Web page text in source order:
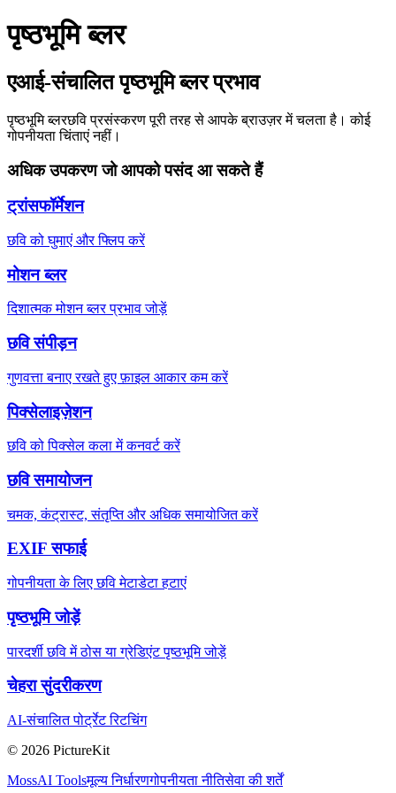
पृष्ठभूमि ब्लर
एआई-संचालित पृष्ठभूमि ब्लर प्रभाव
पृष्ठभूमि ब्लरछवि प्रसंस्करण पूरी तरह से आपके ब्राउज़र में चलता है। कोई
गोपनीयता चिंताएं नहीं।
अधिक उपकरण जो आपको पसंद आ सकते हैं
ट्रांसफॉर्मेशन
छवि को घुमाएं और फ्लिप करें
मोशन ब्लर
दिशात्मक मोशन ब्लर प्रभाव जोड़ें
छवि संपीड़न
गुणवत्ता बनाए रखते हुए फ़ाइल आकार कम करें
पिक्सेलाइज़ेशन
छवि को पिक्सेल कला में कनवर्ट करें
छवि समायोजन
चमक, कंट्रास्ट, संतृप्ति और अधिक समायोजित करें
EXIF सफाई
गोपनीयता के लिए छवि मेटाडेटा हटाएं
पृष्ठभूमि जोड़ें
पारदर्शी छवि में ठोस या ग्रेडिएंट पृष्ठभूमि जोड़ें
चेहरा सुंदरीकरण
AI-संचालित पोर्ट्रेट रिटचिंग
© 2026 PictureKit
MossAI Toolsमूल्य निर्धारणगोपनीयता नीतिसेवा की शर्तें